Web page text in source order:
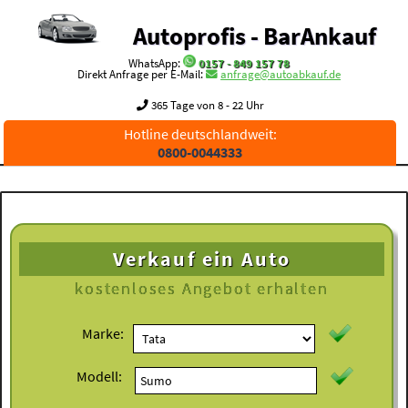
Autoprofis - BarAnkauf
WhatsApp:
0157 - 849 157 78
Direkt Anfrage per E-Mail:
anfrage@autoabkauf.de
365 Tage von 8 - 22 Uhr
Hotline deutschlandweit:
0800-0044333
Verkauf ein Auto
kostenloses Angebot erhalten
Marke:
Modell: